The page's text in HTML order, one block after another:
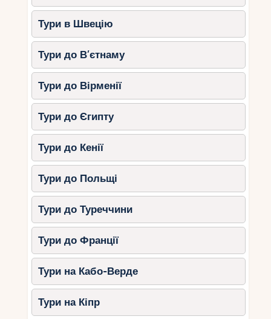
Тури в Швецію
Тури до В’єтнаму
Тури до Вірменії
Тури до Єгипту
Тури до Кенії
Тури до Польщі
Тури до Туреччини
Тури до Франції
Тури на Кабо-Верде
Тури на Кіпр